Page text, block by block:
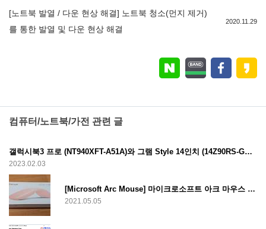
[노트북 발열 / 다운 현상 해결] 노트북 청소(먼지 제거)
를 통한 발열 및 다운 현상 해결
2020.11.29
컴퓨터/노트북/가전 관련 글
갤럭시북3 프로 (NT940XFT-A51A)와 그램 Style 14인치 (14Z90RS-GA50K) 스펙 비교
2023.02.03
[Microsoft Arc Mouse] 마이크로소프트 아크 마우스 리뷰
2021.05.05